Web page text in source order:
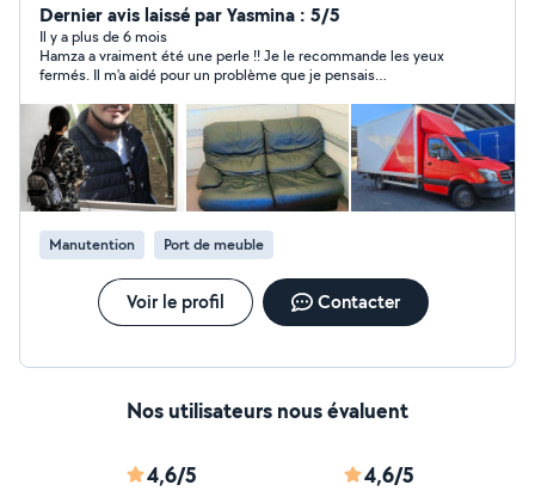
Dernier avis laissé par Yasmina : 5/5
Il y a plus de 6 mois
Hamza a vraiment été une perle !! Je le recommande les yeux
fermés. Il m'a aidé pour un problème que je pensais
Manutention Port de meuble
Voir le profil Contacter
Nos utilisateurs nous évaluent
4,6/5 4,6/5